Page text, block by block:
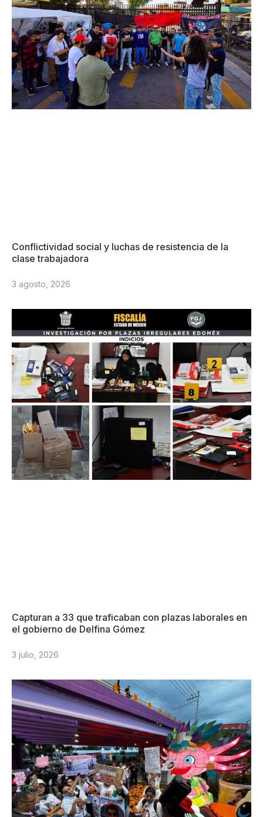
Conflictividad social y luchas de resistencia de la
clase trabajadora
3 agosto, 2026
Capturan a 33 que traficaban con plazas laborales en
el gobierno de Delfina Gómez
3 julio, 2026